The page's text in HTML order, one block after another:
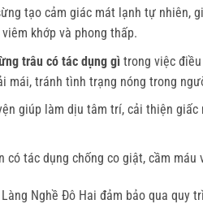
tạo cảm giác mát lạnh tự nhiên,
khớp và phong thấp.
trâu có tác dụng gìtrong việc điều
mái, tránh tình trạng nóng trong
giúp làm dịu tâm trí, cải thiện
tác dụng chống co giật, cầm
Nghề Đô Hai đảm bảo qua